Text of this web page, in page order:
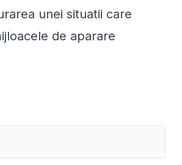
unei situatii care
de aparare